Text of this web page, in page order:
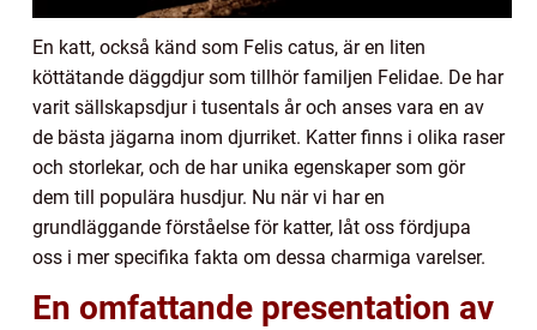
En katt, också känd som Felis catus, är en liten
köttätande däggdjur som tillhör familjen Felidae. De har
varit sällskapsdjur i tusentals år och anses vara en av
de bästa jägarna inom djurriket. Katter finns i olika raser
och storlekar, och de har unika egenskaper som gör
dem till populära husdjur. Nu när vi har en
grundläggande förståelse för katter, låt oss fördjupa
oss i mer specifika fakta om dessa charmiga varelser.
En omfattande presentation av